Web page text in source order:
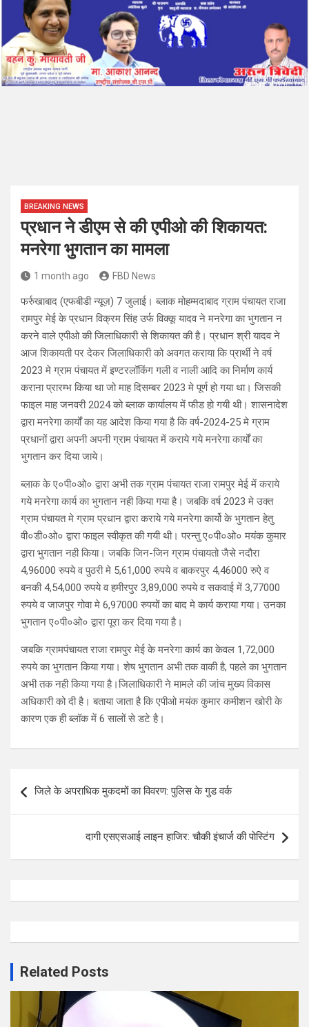
BREAKING NEWS
प्रधान ने डीएम से की एपीओ की शिकायत:
मनरेगा भुगतान का मामला
1 month ago FBD News
फर्रुखाबाद (एफबीडी न्यूज़) 7 जुलाई। ब्लाक मोहम्मदाबाद ग्राम पंचायत राजा
रामपुर मेई के प्रधान विक्रम सिंह उर्फ विक्कू यादव ने मनरेगा का भुगतान न
करने वाले एपीओ की जिलाधिकारी से शिकायत की है। प्रधान श्री यादव ने
आज शिकायती पर देकर जिलाधिकारी को अवगत कराया कि प्रार्थी ने वर्ष
2023 मे ग्राम पंचायत में इण्टरलॉकिंग गली व नाली आदि का निर्माण कार्य
कराना प्रारम्भ किया था जो माह दिसम्बर 2023 मे पूर्ण हो गया था। जिसकी
फाइल माह जनवरी 2024 को ब्लाक कार्यालय में फीड हो गयी थी। शासनादेश
द्वारा मनरेगा कार्यों का यह आदेश किया गया है कि वर्ष-2024-25 मे ग्राम
प्रधानों द्वारा अपनी अपनी ग्राम पंचायत में कराये गये मनरेगा कार्यों का
भुगतान कर दिया जाये।
ब्लाक के ए०पी०ओ० द्वारा अभी तक ग्राम पंचायत राजा रामपुर मेई में कराये
गये मनरेगा कार्य का भुगतान नही किया गया है। जबकि वर्ष 2023 मे उक्त
ग्राम पंचायत मे ग्राम प्रधान द्वारा कराये गये मनरेगा कार्यो के भुगतान हेतु
वी०डी०ओ० द्वारा फाइल स्वीकृत की गयी थी। परन्तु ए०पी०ओ० मयंक कुमार
द्वारा भुगतान नही किया। जबकि जिन-जिन ग्राम पंचायतो जैसे नदौरा
4,96000 रुपये व पुठरी मे 5,61,000 रुपये व बाकरपुर 4,46000 रुऐ व
बनकी 4,54,000 रुपये व हमीरपुर 3,89,000 रुपये व सकवाई में 3,77000
रुपये व जाजपुर गोवा मे 6,97000 रुपयों का बाद मे कार्य कराया गया। उनका
भुगतान ए०पी०ओ० द्वारा पूरा कर दिया गया है।
जबकि ग्रामपंचायत राजा रामपुर मेई के मनरेगा कार्य का केवल 1,72,000
रुपये का भुगतान किया गया। शेष भुगतान अभी तक वाकी है, पहले का भुगतान
अभी तक नही किया गया है।जिलाधिकारी ने मामले की जांच मुख्य विकास
अधिकारी को दी है। बताया जाता है कि एपीओ मयंक कुमार कमीशन खोरी के
कारण एक ही ब्लॉक में 6 सालों से डटे है।
navigation
जिले के अपराधिक मुकदमों का विवरण: पुलिस के गुड वर्क
दागी एसएसआई लाइन हाजिर: चौकी इंचार्ज की पोस्टिंग
Related Posts